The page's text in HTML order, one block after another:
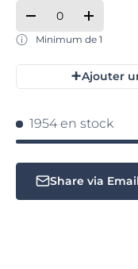
Quantité
Réduire la
Minimum de 1
+Ajouter
1954 en stock
Share via Email